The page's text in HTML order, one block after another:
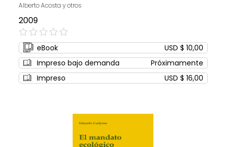
Alberto Acosta y otros
2009
0%
eBook
USD $ 10,00
Impreso bajo demanda
Próximamente
Impreso
USD $ 16,00